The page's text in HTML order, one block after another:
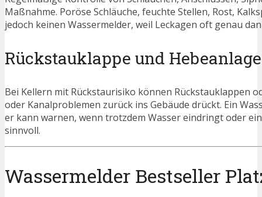
Maßnahme. Poröse Schläuche, feuchte Stellen, Rost,
jedoch keinen Wassermelder, weil Leckagen oft genau
Rückstauklappe und Hebeanlage
Bei Kellern mit Rückstaurisiko können Rückstauklappen
oder Kanalproblemen zurück ins Gebäude drückt. Ein
er kann warnen, wenn trotzdem Wasser eindringt oder
sinnvoll.
Wassermelder Bestseller